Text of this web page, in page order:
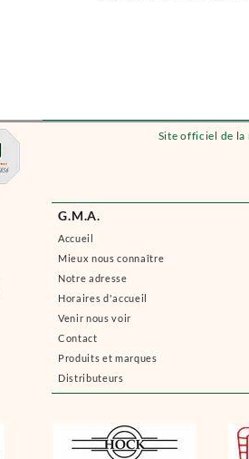
Site officiel de la
G.M.A.
Accueil
Mieux nous connaître
Notre adresse
Horaires d'accueil
Venir nous voir
Contact
Produits et marques
Distributeurs